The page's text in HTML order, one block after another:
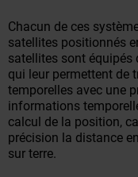
Chacun de ces
satellites positionnés
satellites sont équipés
qui leur permettent de
temporelles avec une
informations
calcul de la position,
précision la distance
sur terre.